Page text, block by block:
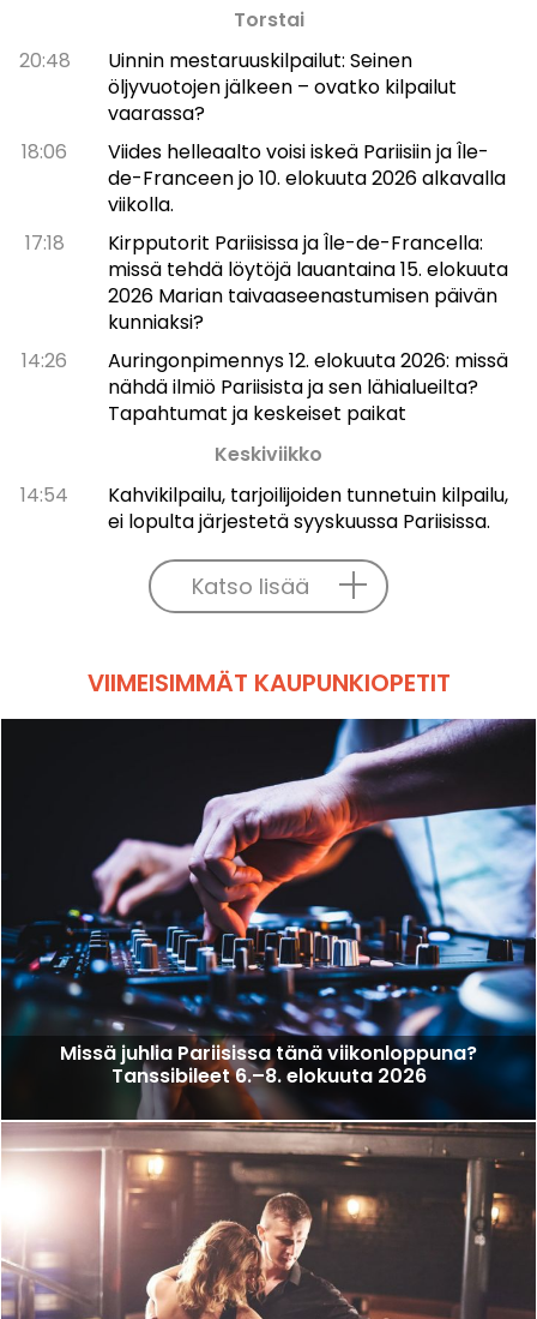
Torstai
20:48
Uinnin mestaruuskilpailut: Seinen
öljyvuotojen jälkeen – ovatko kilpailut
vaarassa?
18:06
Viides helleaalto voisi iskeä Pariisiin ja Île-
de-Franceen jo 10. elokuuta 2026 alkavalla
viikolla.
17:18
Kirpputorit Pariisissa ja Île-de-Francella:
missä tehdä löytöjä lauantaina 15. elokuuta
2026 Marian taivaaseenastumisen päivän
kunniaksi?
14:26
Auringonpimennys 12. elokuuta 2026: missä
nähdä ilmiö Pariisista ja sen lähialueilta?
Tapahtumat ja keskeiset paikat
Keskiviikko
14:54
Kahvikilpailu, tarjoilijoiden tunnetuin kilpailu,
ei lopulta järjestetä syyskuussa Pariisissa.
Katso lisää
VIIMEISIMMÄT KAUPUNKIOPETIT
Missä juhlia Pariisissa tänä viikonloppuna?
Tanssibileet 6.–8. elokuuta 2026